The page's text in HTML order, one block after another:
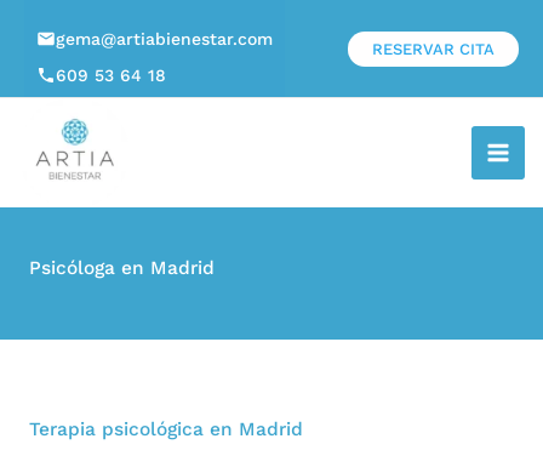
gema@artiabienestar.com
609 53 64 18
RESERVAR CITA
Psicóloga en Madrid
Terapia psicológica en Madrid